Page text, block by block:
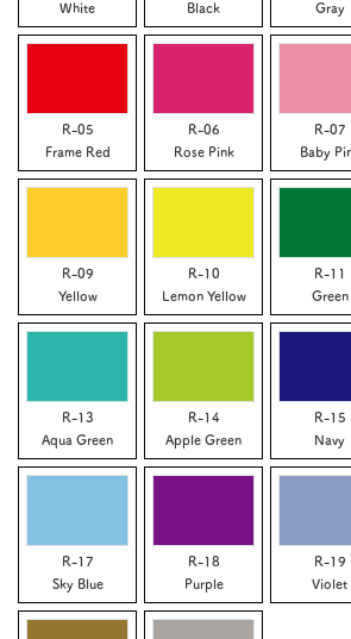
White
Black
Gray
R-05
Frame Red
R-06
Rose Pink
R-07
Baby
R-09
Yellow
R-10
Lemon Yellow
R-11
Green
R-13
Aqua Green
R-14
Apple Green
R-15
Navy
R-17
Sky Blue
R-18
Purple
R-19
Violet